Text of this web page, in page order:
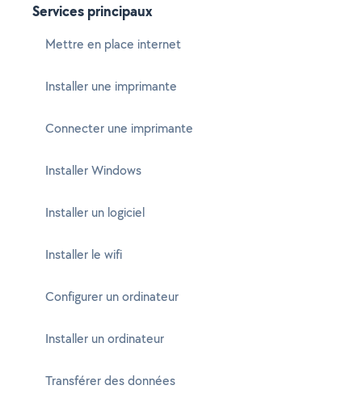
Services principaux
Mettre en place internet
Installer une imprimante
Connecter une imprimante
Installer Windows
Installer un logiciel
Installer le wifi
Configurer un ordinateur
Installer un ordinateur
Transférer des données